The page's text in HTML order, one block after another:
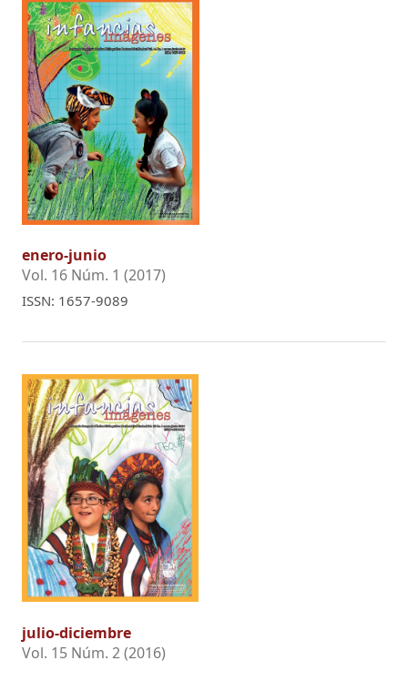
enero-junio
Vol. 16 Núm. 1 (2017)
ISSN: 1657-9089
julio-diciembre
Vol. 15 Núm. 2 (2016)